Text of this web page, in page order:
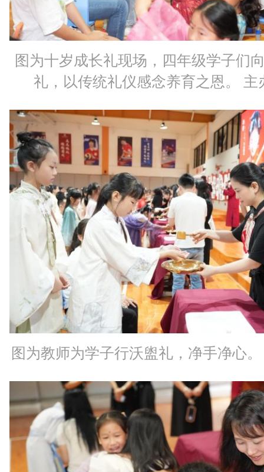
图为十岁成长礼现场，四年级学子们
礼，以传统礼仪感念养育之恩。 主
图为教师为学子行沃盥礼，净手净心